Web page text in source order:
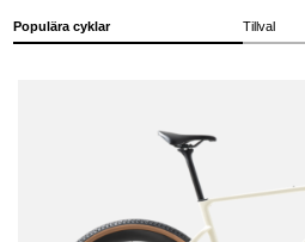
Populära cyklar Tillval